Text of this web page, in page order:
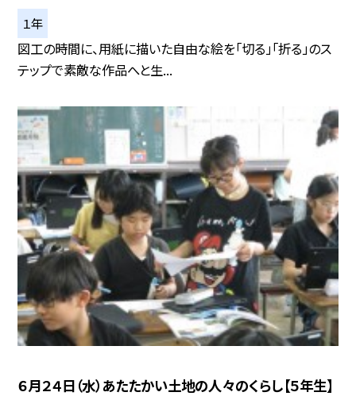
１年
図工の時間に、用紙に描いた自由な絵を「切る」「折る」のス
テップで素敵な作品へと生...
６月２４日（水）あたたかい土地の人々のくらし【５年生】